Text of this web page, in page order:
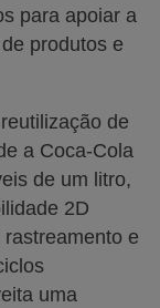
para apoiar a
produtos e
de
a Coca-Cola
de um litro,
2D
e
uma